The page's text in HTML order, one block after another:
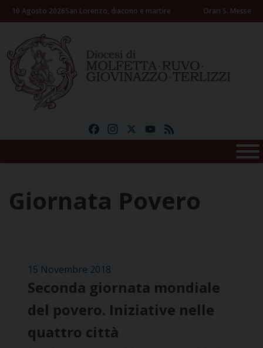
Skip10 Agosto 2026San Lorenzo, diacono e martire Orari S. Messe
FacebookInstagramYouTube
Giornata Povero
15 Novembre 2018
Seconda giornata mondiale
del povero. Iniziative nelle
quattro città